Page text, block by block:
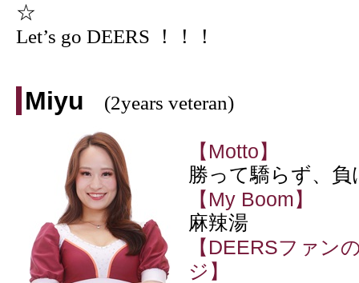
☆
Let’s go DEERS ！！！
Miyu (2years veteran)
【Motto】
勝って驕らず、
【My Boom】
麻辣湯
【DEERSファン
ジ】